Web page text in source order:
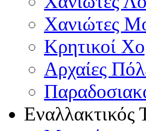
Χανιώτες
Κρητικοί
Αρχαίες
Εναλλακτικός